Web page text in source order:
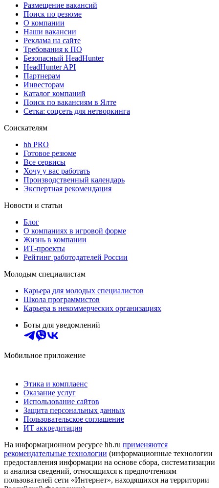
Размещение вакансий
Поиск по резюме
О компании
Наши вакансии
Реклама на сайте
Требования к ПО
Безопасный HeadHunter
HeadHunter API
Партнерам
Инвесторам
Каталог компаний
Поиск по вакансиям в Ялте
Сетка: соцсеть для нетворкинга
Соискателям
hh PRO
Готовое резюме
Все сервисы
Хочу у вас работать
Производственный календарь
Экспертная рекомендация
Новости и статьи
Блог
О компаниях в игровой форме
Жизнь в компании
ИТ-проекты
Рейтинг работодателей России
Молодым специалистам
Карьера для молодых специалистов
Школа программистов
Карьера в некоммерческих организациях
Боты для уведомлений
Мобильное приложение
Этика и комплаенс
Оказание услуг
Использование сайтов
Защита персональных данных
Пользовательское соглашение
ИТ аккредитация
На информационном ресурсе hh.ru применяются
рекомендательные технологии (информационные технологии
предоставления информации на основе сбора, систематизации
и анализа сведений, относящихся к предпочтениям
пользователей сети «Интернет», находящихся на территории